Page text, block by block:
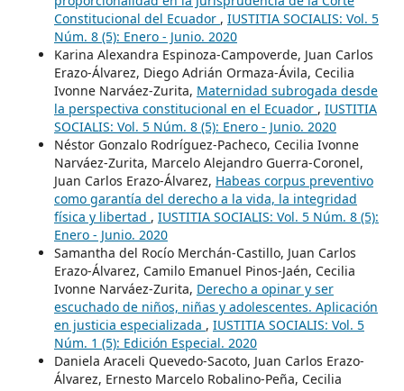
Constitucional del Ecuador , IUSTITIA SOCIALIS: Vol. 5
Núm. 8 (5): Enero - Junio. 2020
Karina Alexandra Espinoza-Campoverde, Juan Carlos
Erazo-Álvarez, Diego Adrián Ormaza-Ávila, Cecilia
Ivonne Narváez-Zurita, Maternidad subrogada desde
la perspectiva constitucional en el Ecuador , IUSTITIA
SOCIALIS: Vol. 5 Núm. 8 (5): Enero - Junio. 2020
Néstor Gonzalo Rodríguez-Pacheco, Cecilia Ivonne
Narváez-Zurita, Marcelo Alejandro Guerra-Coronel,
Juan Carlos Erazo-Álvarez, Habeas corpus preventivo
como garantía del derecho a la vida, la integridad
física y libertad , IUSTITIA SOCIALIS: Vol. 5 Núm. 8 (5):
Enero - Junio. 2020
Samantha del Rocío Merchán-Castillo, Juan Carlos
Erazo-Álvarez, Camilo Emanuel Pinos-Jaén, Cecilia
Ivonne Narváez-Zurita, Derecho a opinar y ser
escuchado de niños, niñas y adolescentes. Aplicación
en justicia especializada , IUSTITIA SOCIALIS: Vol. 5
Núm. 1 (5): Edición Especial. 2020
Daniela Araceli Quevedo-Sacoto, Juan Carlos Erazo-
Álvarez, Ernesto Marcelo Robalino-Peña, Cecilia